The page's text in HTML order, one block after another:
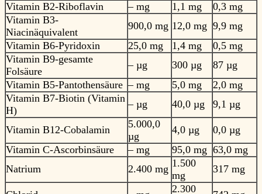
Vitamin B2-Riboflavin
– mg 1,1 mg
0,3 mg
Vitamin B3-
Niacinäquivalent
900,0 mg 12,0 mg 9,9 mg
Vitamin B6-Pyridoxin
25,0 mg 1,4 mg
0,5 mg
Vitamin B9-gesamte
Folsäure
– µg 300 µg
87 µg
Vitamin B5-Pantothensäure – mg 5,0 mg
2,0 mg
Vitamin B7-Biotin (Vitamin
H)
– µg 40,0 µg 9,1 µg
Vitamin B12-Cobalamin
5.000,0
µg
4,0 µg
0,0 µg
Vitamin C-Ascorbinsäure
– mg 95,0 mg 63,0 mg
Natrium
2.400 mg 1.500
mg
317 mg
2.300